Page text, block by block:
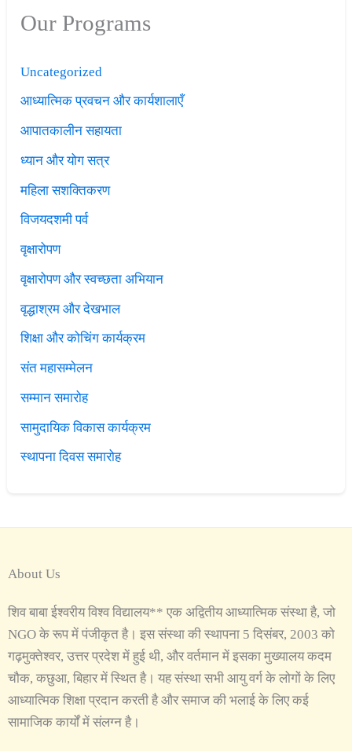
Our Programs
Uncategorized
आध्यात्मिक प्रवचन और कार्यशालाएँ
आपातकालीन सहायता
ध्यान और योग सत्र
महिला सशक्तिकरण
विजयदशमी पर्व
वृक्षारोपण
वृक्षारोपण और स्वच्छता अभियान
वृद्धाश्रम और देखभाल
शिक्षा और कोचिंग कार्यक्रम
संत महासम्मेलन
सम्मान समारोह
सामुदायिक विकास कार्यक्रम
स्थापना दिवस समारोह
About Us
शिव बाबा ईश्वरीय विश्व विद्यालय** एक अद्वितीय आध्यात्मिक संस्था है, जो
NGO के रूप में पंजीकृत है। इस संस्था की स्थापना 5 दिसंबर, 2003 को
गढ़मुक्तेश्वर, उत्तर प्रदेश में हुई थी, और वर्तमान में इसका मुख्यालय कदम
चौक, कछुआ, बिहार में स्थित है। यह संस्था सभी आयु वर्ग के लोगों के लिए
आध्यात्मिक शिक्षा प्रदान करती है और समाज की भलाई के लिए कई
सामाजिक कार्यों में संलग्न है।